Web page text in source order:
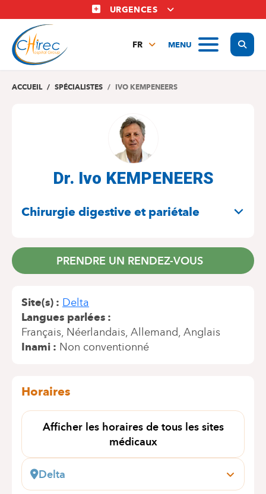
au
contenu
principal
URGENCES
MENU
FR
EN
ACCUEIL SPÉCIALISTES IVO KEMPENEERS
Dr. Ivo KEMPENEERS
Chirurgie digestive et pariétale
PRENDRE UN RENDEZ-VOUS
Site(s)
Delta
Langues parlées
Français Néerlandais Allemand Anglais
Inami
Non conventionné
Horaires
Afficher les horaires de tous les sites
médicaux
Delta
Boulevard du Triomphe, 201